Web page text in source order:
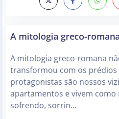
A mitologia greco-
A mitologia greco-romana
transformou com os prédios
protagonistas são nossos
apartamentos e vivem
sofrendo, sorrin…